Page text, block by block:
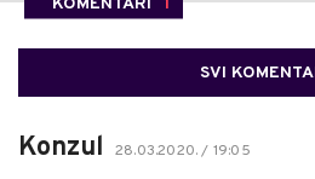
SVI
Konzul 28.03.2020. / 19:05